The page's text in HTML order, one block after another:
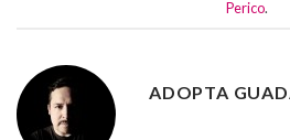
Perico.
ADOPTA